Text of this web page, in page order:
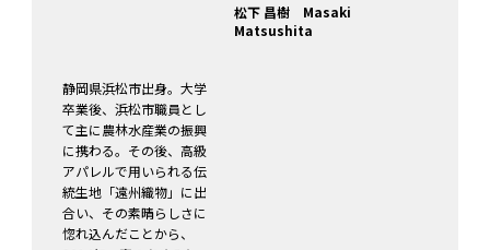
松下 昌樹 Masaki
Matsushita
静岡県浜松市出身。大学
卒業後、浜松市職員とし
て主に農林水産業の振興
に携わる。その後、高級
アパレルで用いられる伝
統生地「遠州織物」に出
合い、その素晴らしさに
惚れ込んだことから、